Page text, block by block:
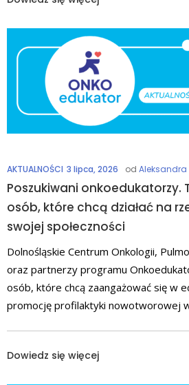
AKTUALNOŚCI 3 lipca, 2026 od Aleksandra
Poszukiwani onkoedukatorzy.
osób, które chcą działać na
swojej społeczności
Dolnośląskie Centrum Onkologii,
oraz partnerzy programu
osób, które chcą zaangażować się w
promocję profilaktyki nowotworowej
Dowiedz się więcej